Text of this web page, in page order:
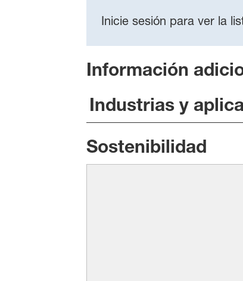
Inicie sesión para ver la
Información
Industrias y
Sostenibilidad